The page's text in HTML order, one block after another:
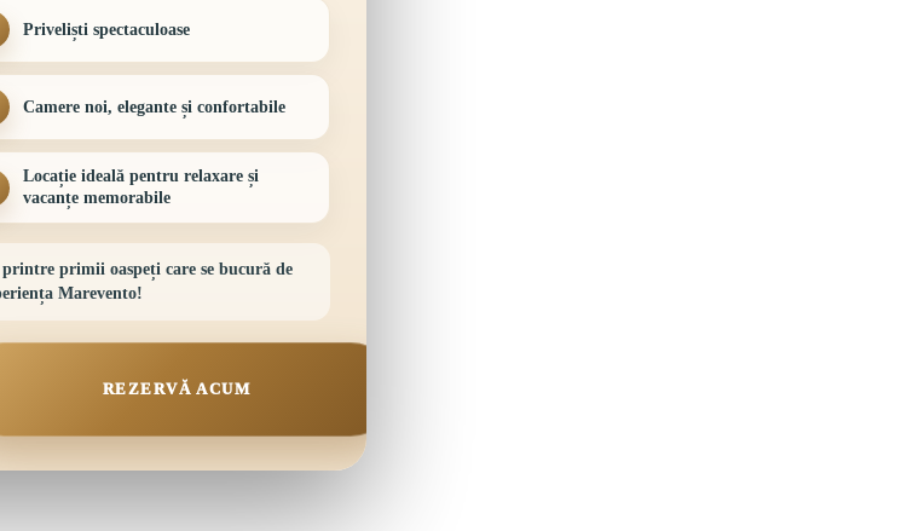
Priveliști spectaculoase
Camere noi, elegante și confortabile
Locație ideală pentru relaxare și
vacanțe memorabile
primii oaspeți care se bucură de
Marevento!
REZERVĂ ACUM